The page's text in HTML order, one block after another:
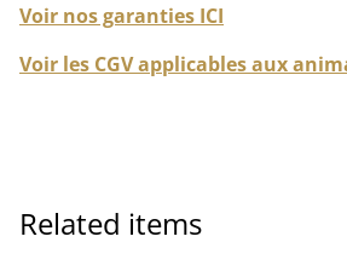
Voir nos garanties ICI
Voir les CGV applicables aux
Related items